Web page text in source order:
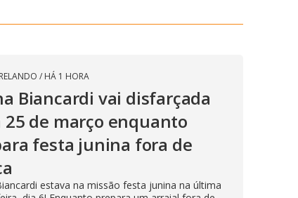
/ HÁ 1 HORA
Biancardi vai disfarçada
25 de março enquanto
festa junina fora de
estava na missão festa junina na última